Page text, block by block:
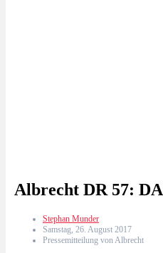
Albrecht DR 57:
Stephan Munder
Samstag, 26. August 2017
Pressemitteilung von Albrecht